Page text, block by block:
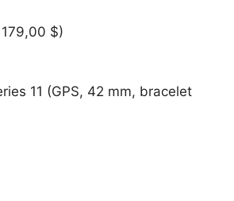
$)
11 (GPS, 42 mm, bracelet